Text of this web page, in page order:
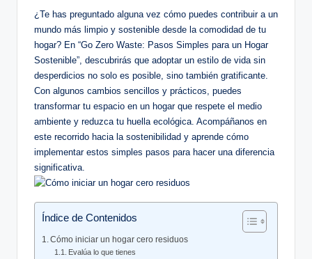
¿Te has preguntado alguna vez cómo puedes contribuir a un
mundo más limpio y sostenible desde la comodidad de tu
hogar? En “Go Zero Waste: Pasos Simples para un Hogar
Sostenible”, descubrirás que adoptar un estilo de vida sin
desperdicios no solo es posible, sino también gratificante.
Con algunos cambios sencillos y prácticos, puedes
transformar tu espacio en un hogar que respete el medio
ambiente y reduzca tu huella ecológica. Acompáñanos en
este recorrido hacia la sostenibilidad y aprende cómo
implementar estos simples pasos para hacer una diferencia
significativa.
Índice de Contenidos
Cómo iniciar un hogar cero residuos
Evalúa lo que tienes